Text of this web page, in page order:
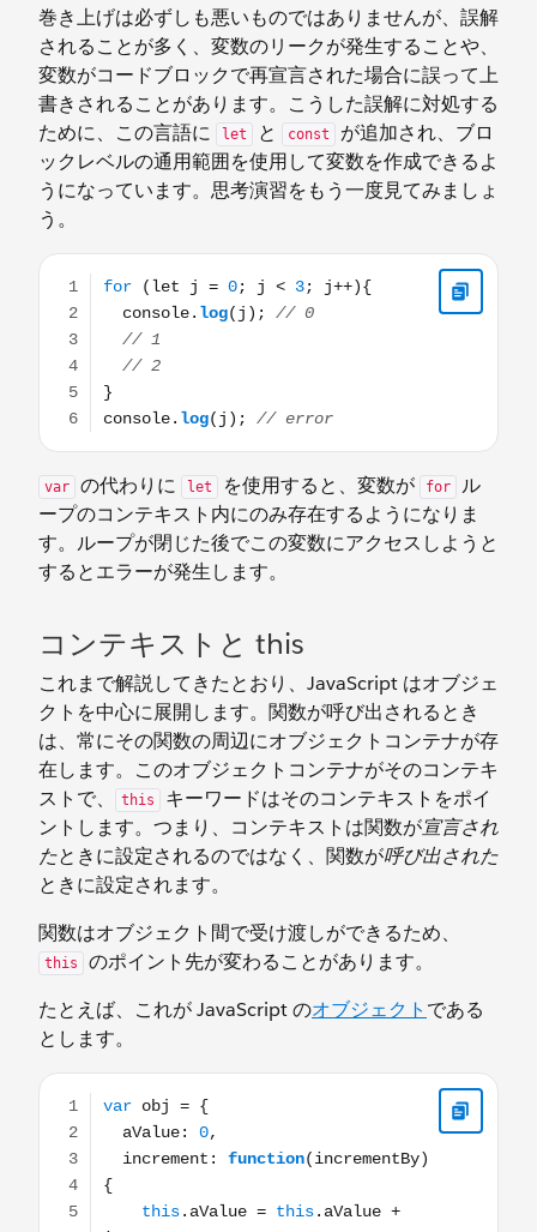
巻き上げは必ずしも悪いものではありませんが、誤解
されることが多く、変数のリークが発生することや、
変数がコードブロックで再宣言された場合に誤って上
書きされることがあります。こうした誤解に対処する
ために、この言語に
let と const
が追加され、ブロ
ックレベルの通用範囲を使用して変数を作成できるよ
うになっています。思考演習をもう一度見てみましょ
う。
for (let j = 0; j < 3; j++){ console.log(j); // 0 // 1 // 2 }
var の代わりに let を使用すると、変数が for
ル
ープのコンテキスト内にのみ存在するようになりま
す。ループが閉じた後でこの変数にアクセスしようと
するとエラーが発生します。
コンテキストと this
これまで解説してきたとおり、JavaScript はオブジェ
クトを中心に展開します。関数が呼び出されるとき
は、常にその関数の周辺にオブジェクトコンテナが存
在します。このオブジェクトコンテナがそのコンテキ
ストで、
this
キーワードはそのコンテキストをポイ
ントします。つまり、コンテキストは関数が宣言され
たときに設定されるのではなく、関数が呼び出された
ときに設定されます。
関数はオブジェクト間で受け渡しができるため、
this
のポイント先が変わることがあります。
たとえば、これが JavaScript のオブジェクト である
とします。
var obj = { aValue: 0, increment: